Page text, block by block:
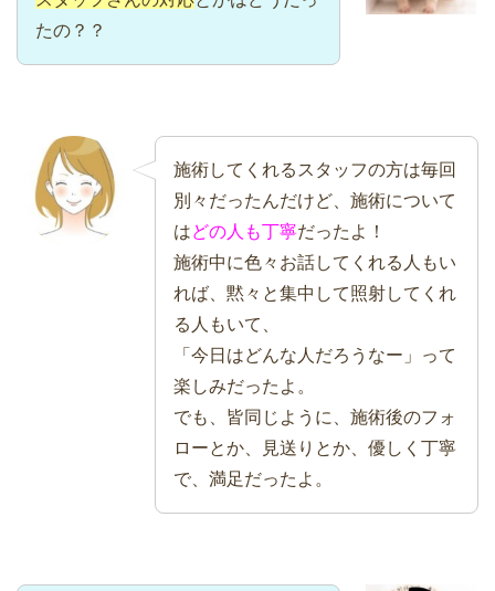
たの？？
施術してくれるスタッフの方は毎回
別々だったんだけど、施術について
はどの人も丁寧だったよ！
施術中に色々お話してくれる人もい
れば、黙々と集中して照射してくれ
る人もいて、
「今日はどんな人だろうなー」って
楽しみだったよ。
でも、皆同じように、施術後のフォ
ローとか、見送りとか、優しく丁寧
で、満足だったよ。